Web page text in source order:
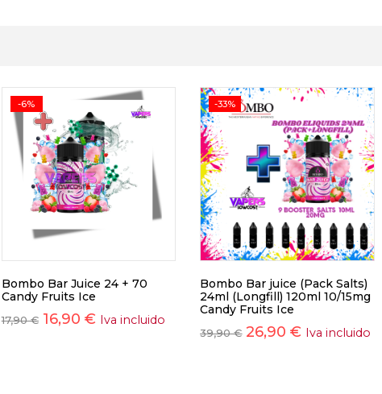
-6%
Bombo Bar Juice 24 + 70
Candy Fruits Ice
17,90€ 16,90 € Iva incluido
-33%
Bombo Bar juice (Pack Salts)
24ml (Longfill) 120ml 10/15mg
Candy Fruits Ice
39,90€ 26,90€ Iva incluido